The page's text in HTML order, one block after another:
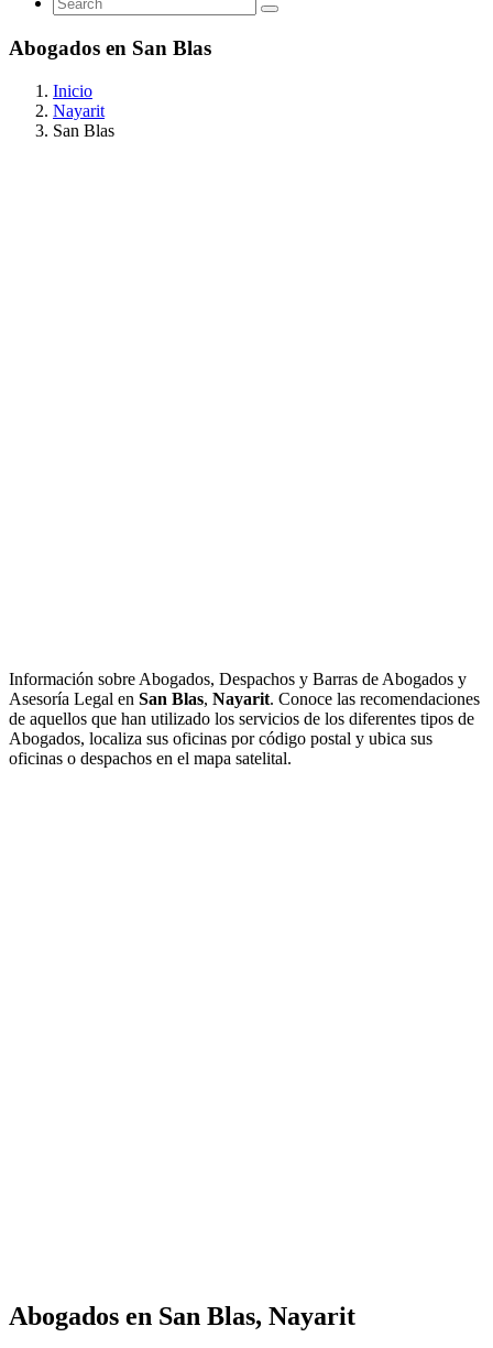
Abogados en San Blas
Inicio
Nayarit
San Blas
Información sobre Abogados, Despachos y Barras de Abogados y
Asesoría Legal en San Blas, Nayarit. Conoce las recomendaciones
de aquellos que han utilizado los servicios de los diferentes tipos de
Abogados, localiza sus oficinas por código postal y ubica sus
oficinas o despachos en el mapa satelital.
Abogados en San Blas, Nayarit